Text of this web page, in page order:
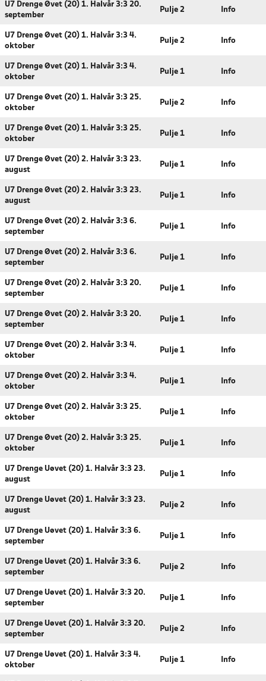
U7 Drenge Øvet (20) 1. Halvår 3:3 20.
september
Pulje 2 Info
U7 Drenge Øvet (20) 1. Halvår 3:3 4.
oktober
Pulje 2 Info
U7 Drenge Øvet (20) 1. Halvår 3:3 4.
oktober
Pulje 1 Info
U7 Drenge Øvet (20) 1. Halvår 3:3 25.
oktober
Pulje 2 Info
U7 Drenge Øvet (20) 1. Halvår 3:3 25.
oktober
Pulje 1 Info
U7 Drenge Øvet (20) 2. Halvår 3:3 23.
august
Pulje 1 Info
U7 Drenge Øvet (20) 2. Halvår 3:3 23.
august
Pulje 1 Info
U7 Drenge Øvet (20) 2. Halvår 3:3 6.
september
Pulje 1 Info
U7 Drenge Øvet (20) 2. Halvår 3:3 6.
september
Pulje 1 Info
U7 Drenge Øvet (20) 2. Halvår 3:3 20.
september
Pulje 1 Info
U7 Drenge Øvet (20) 2. Halvår 3:3 20.
september
Pulje 1 Info
U7 Drenge Øvet (20) 2. Halvår 3:3 4.
oktober
Pulje 1 Info
U7 Drenge Øvet (20) 2. Halvår 3:3 4.
oktober
Pulje 1 Info
U7 Drenge Øvet (20) 2. Halvår 3:3 25.
oktober
Pulje 1 Info
U7 Drenge Øvet (20) 2. Halvår 3:3 25.
oktober
Pulje 1 Info
U7 Drenge Uøvet (20) 1. Halvår 3:3 23.
august
Pulje 1 Info
U7 Drenge Uøvet (20) 1. Halvår 3:3 23.
august
Pulje 2 Info
U7 Drenge Uøvet (20) 1. Halvår 3:3 6.
september
Pulje 1 Info
U7 Drenge Uøvet (20) 1. Halvår 3:3 6.
september
Pulje 2 Info
U7 Drenge Uøvet (20) 1. Halvår 3:3 20.
september
Pulje 1 Info
U7 Drenge Uøvet (20) 1. Halvår 3:3 20.
september
Pulje 2 Info
U7 Drenge Uøvet (20) 1. Halvår 3:3 4.
oktober
Pulje 1 Info